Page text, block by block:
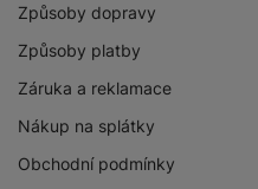
Způsoby dopravy
Způsoby platby
Záruka a reklamace
Nákup na splátky
Obchodní podmínky